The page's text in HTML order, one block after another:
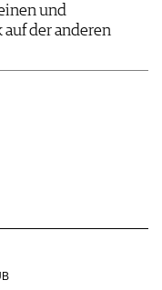
und
auf der anderen